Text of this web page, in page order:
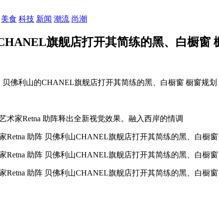
美食 科技 新闻 潮流 尚潮
旗舰店打开其简练的黑、白橱窗
贝佛利山的CHANEL旗舰店打开其简练的黑、白橱窗 橱窗规划
家Retna 助阵释出全新视觉效果。融入西岸的情调
Retna 助阵 贝佛利山CHANEL旗舰店打开其简练的黑、白橱
Retna 助阵 贝佛利山CHANEL旗舰店打开其简练的黑、白橱
Retna 助阵 贝佛利山CHANEL旗舰店打开其简练的黑、白橱